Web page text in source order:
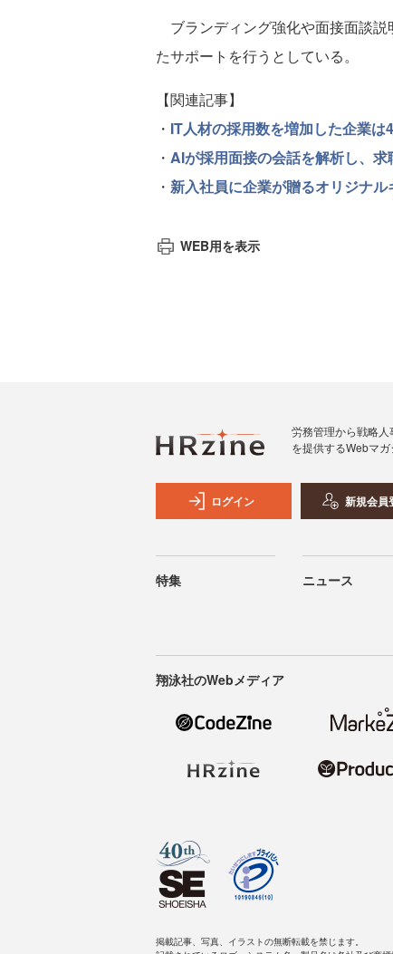
ブランディング強化や面接面談説
たサポートを行うとしている。
【関連記事】
・ IT人材の採用数を増加した企業
・ AIが採用面接の会話を解析し、
・ 新入社員に企業が贈るオリジナ
WEB用を表示
労務管理から戦略
を提供するWebマガ
ログイン 新規会員
特集 ニュース
翔泳社のWebメディア
掲載記事、写真、イラストの無断転載を禁じます。